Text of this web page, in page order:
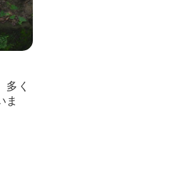
多く
ま